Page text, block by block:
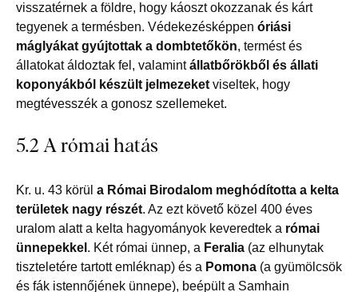
visszatérnek a földre, hogy káoszt okozzanak és kárt
tegyenek a termésben. Védekezésképpen óriási
máglyákat gyújtottak a dombtetőkön, termést és
állatokat áldoztak fel, valamintállatbőrökből és állati
koponyákból készült jelmezeketviseltek, hogy
megtévesszék a gonosz szellemeket.
5.2 A római hatás
Kr. u. 43 körül a Római Birodalom meghódította a kelta
területek nagy részét. Az ezt követő közel 400 éves
uralom alatt a kelta hagyományok keveredtek a római
ünnepekkel . Két római ünnep, a Feralia (az elhunytak
tiszteletére tartott emléknap) és a Pomona (a gyümölcsök
és fák istennőjének ünnepe), beépült a Samhain